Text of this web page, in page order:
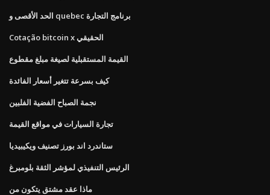
الحد الأقصى و quebec برنامج التجارة
Cotação bitcoin x الحقيقي
القيمة المستقبلية لصيغة مبلغ مقطوع
كيف بسرعة تتغير أسعار الفائدة
نجمة الصباح الفضية الفلبين
تجارة السيارات في مواقع القيمة
ستاندرد اند بورز تصنيف ويكيبيديا
الرئيس التنفيذي لمؤشر الثقة بلومبرغ
ماذا عقد مشتق يتكون من